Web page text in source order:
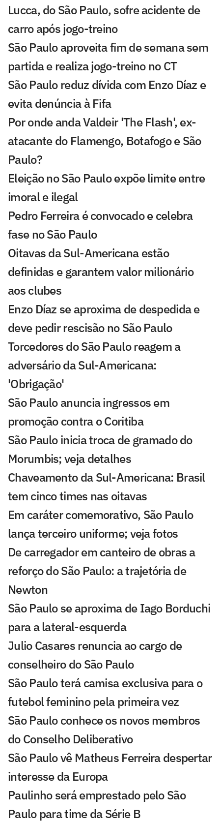
Lucca, do São Paulo, sofre acidente de
carro após jogo-treino
São Paulo aproveita fim de semana sem
partida e realiza jogo-treino no CT
São Paulo reduz dívida com Enzo Díaz e
evita denúncia à Fifa
Por onde anda Valdeir 'The Flash', ex-
atacante do Flamengo, Botafogo e São
Paulo?
Eleição no São Paulo expõe limite entre
imoral e ilegal
Pedro Ferreira é convocado e celebra
fase no São Paulo
Oitavas da Sul-Americana estão
definidas e garantem valor milionário
aos clubes
Enzo Díaz se aproxima de despedida e
deve pedir rescisão no São Paulo
Torcedores do São Paulo reagem a
adversário da Sul-Americana:
'Obrigação'
São Paulo anuncia ingressos em
promoção contra o Coritiba
São Paulo inicia troca de gramado do
Morumbis; veja detalhes
Chaveamento da Sul-Americana: Brasil
tem cinco times nas oitavas
Em caráter comemorativo, São Paulo
lança terceiro uniforme; veja fotos
De carregador em canteiro de obras a
reforço do São Paulo: a trajetória de
Newton
São Paulo se aproxima de Iago Borduchi
para a lateral-esquerda
Julio Casares renuncia ao cargo de
conselheiro do São Paulo
São Paulo terá camisa exclusiva para o
futebol feminino pela primeira vez
São Paulo conhece os novos membros
do Conselho Deliberativo
São Paulo vê Matheus Ferreira despertar
interesse da Europa
Paulinho será emprestado pelo São
Paulo para time da Série B